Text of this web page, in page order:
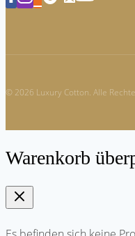
© 2026 Luxury Cotton. Alle
Warenkorb